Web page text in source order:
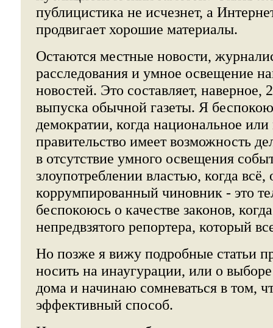
публицистика не исчезнет, а
продвигает хорошие материалы.
Остаются местные новости,
расследования и умное освещение
новостей. Это составляет, наверное,
выпуска обычной газеты. Я
демократии, когда национальное
правительство имеет возможность
в отсутствие умного освещения
злоупотреблении властью, когда всё,
коррумпированный чиновник - это
беспокоюсь о качестве законов,
непредвзятого репортера, который
Но позже я вижу подробные статьи
носить на инаугурации, или о
дома и начинаю сомневаться в том,
эффективный способ.